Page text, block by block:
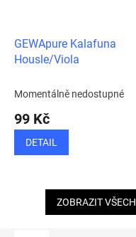
GEWApure Kalafuna
Housle/Viola
Momentálně nedostupné
99 Kč
DETAIL
ZOBRAZIT